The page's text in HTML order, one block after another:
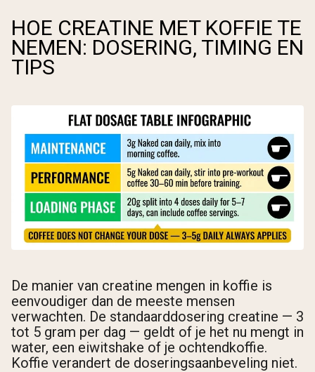
HOE CREATINE MET KOFFIE TE
NEMEN: DOSERING, TIMING EN
TIPS
De manier van creatine mengen in koffie is
eenvoudiger dan de meeste mensen
verwachten. De standaarddosering creatine — 3
tot 5 gram per dag — geldt of je het nu mengt in
water, een eiwitshake of je ochtendkoffie.
Koffie verandert de doseringsaanbeveling niet.